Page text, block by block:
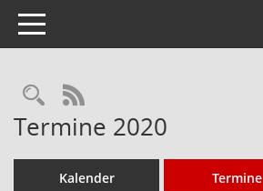
Toggle navigation
Rechercheauswahl
RSS-Feed
Termine 2020
Kalender Termine